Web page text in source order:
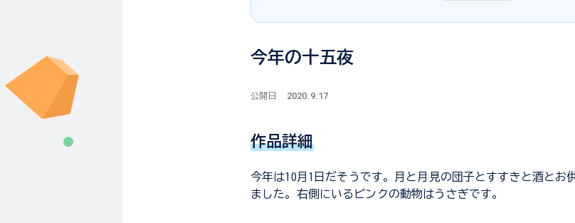
今年の十五夜
公開日 2020.9.17
作品詳細
今年は10月1日だそうです。月と月見の団子とすすきと酒とお
ました。右側にいるピンクの動物はうさぎです。